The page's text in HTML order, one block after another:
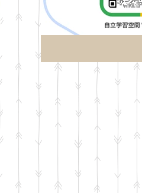
間中の「通常トレーニ
ング」の日程について
ジネ
クチ